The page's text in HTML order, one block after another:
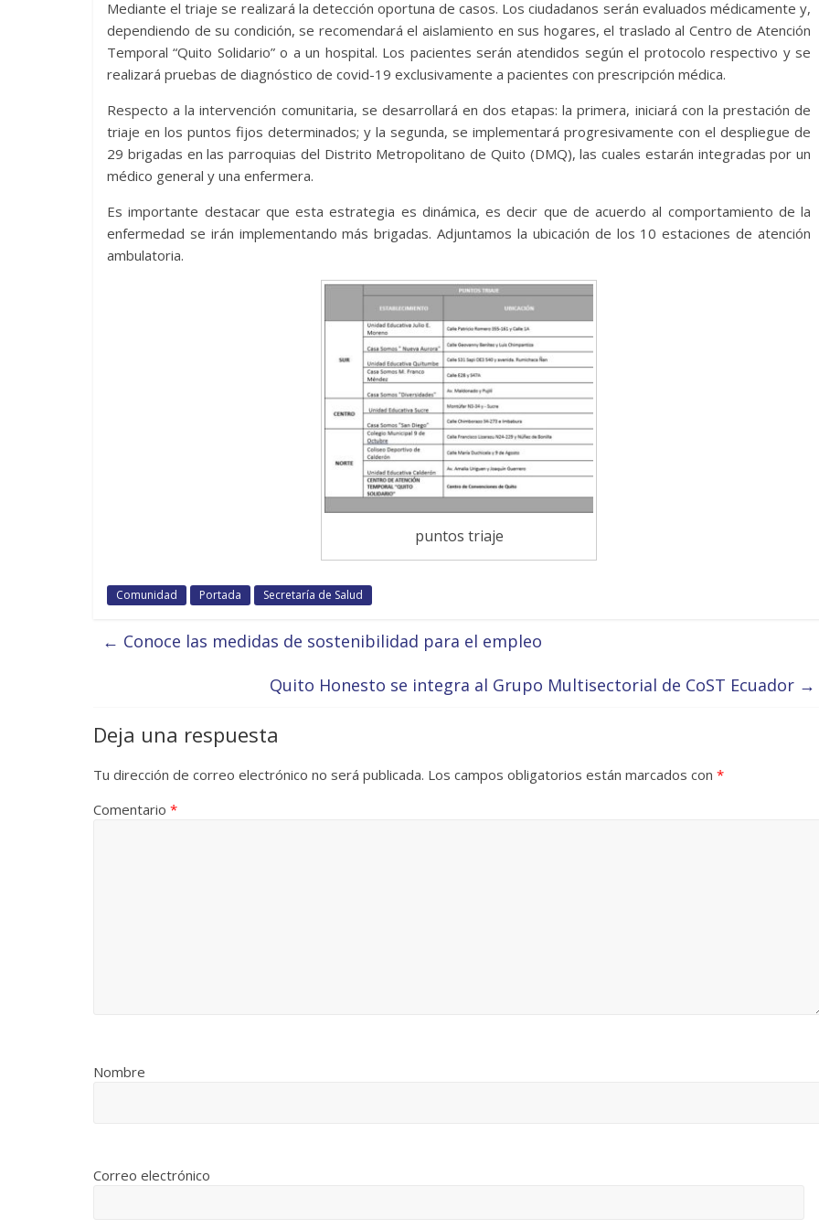
Mediante el triaje se realizará la detección oportuna de casos. Los ciudadanos serán evaluados médicamente y,
dependiendo de su condición, se recomendará el aislamiento en sus hogares, el traslado al Centro de Atención
Temporal “Quito Solidario” o a un hospital. Los pacientes serán atendidos según el protocolo respectivo y se
realizará pruebas de diagnóstico de covid-19 exclusivamente a pacientes con prescripción médica.
Respecto a la intervención comunitaria, se desarrollará en dos etapas: la primera, iniciará con la prestación de
triaje en los puntos fijos determinados; y la segunda, se implementará progresivamente con el despliegue de
29 brigadas en las parroquias del Distrito Metropolitano de Quito (DMQ), las cuales estarán integradas por un
médico general y una enfermera.
Es importante destacar que esta estrategia es dinámica, es decir que de acuerdo al comportamiento de la
enfermedad se irán implementando más brigadas. Adjuntamos la ubicación de los 10 estaciones de atención
ambulatoria.
puntos triaje
Comunidad Portada Secretaría de Salud
← Conoce las medidas de sostenibilidad para el empleo
Quito Honesto se integra al Grupo Multisectorial de CoST Ecuador →
Deja una respuesta
Tu dirección de correo electrónico no será publicada. Los campos obligatorios están marcados con *
Comentario *
Nombre
Correo electrónico